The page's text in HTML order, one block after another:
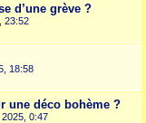
d’une grève ?
23:52
18:58
une déco bohème ?
0:47